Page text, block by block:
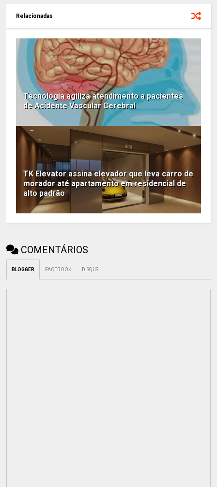
Relacionadas
Tecnologia agiliza atendimento a pacientes
de Acidente Vascular Cerebral
TK Elevator assina elevador que leva carro de
morador até apartamento em residencial de
alto padrão
COMENTÁRIOS
BLOGGER FACEBOOK DISQUS